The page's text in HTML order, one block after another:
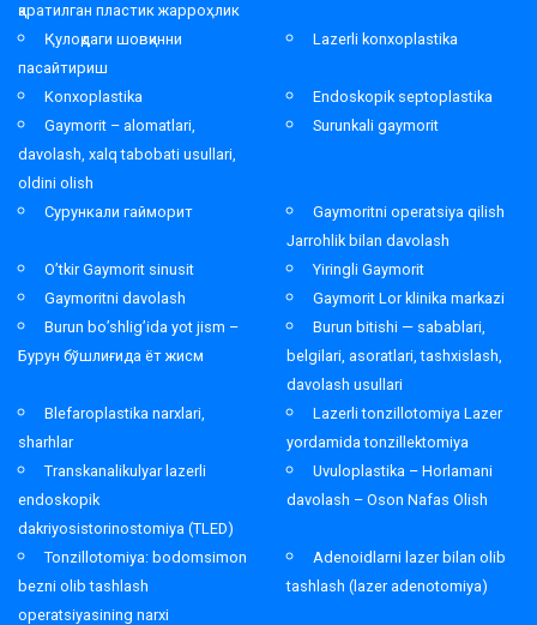
қаратилган пластик жарроҳлик
Қулоқдаги шовқинни
пасайтириш
Lazerli konxoplastika
Konxoplastika
Endoskopik septoplastika
Gaymorit – alomatlari,
davolash, xalq tabobati usullari,
oldini olish
Surunkali gaymorit
Сурункали гайморит
Gaymoritni operatsiya qilish
Jarrohlik bilan davolash
O’tkir Gaymorit sinusit
Yiringli Gaymorit
Gaymoritni davolash
Gaymorit Lor klinika markazi
Burun bo’shlig’ida yot jism –
Бурун бўшлиғида ёт жисм
Burun bitishi — sabablari,
belgilari, asoratlari, tashxislash,
davolash usullari
Blefaroplastika narxlari,
sharhlar
Lazerli tonzillotomiya Lazer
yordamida tonzillektomiya
Transkanalikulyar lazerli
endoskopik
dakriyosistorinostomiya (TLED)
Uvuloplastika – Horlamani
davolash – Oson Nafas Olish
Tonzillotomiya: bodomsimon
bezni olib tashlash
operatsiyasining narxi
Adenoidlarni lazer bilan olib
tashlash (lazer adenotomiya)